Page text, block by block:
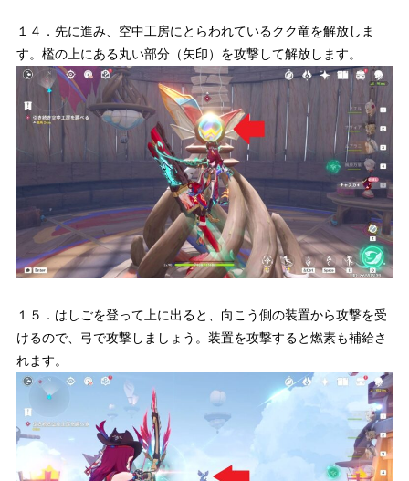
１４．先に進み、空中工房にとらわれているクク竜を解放しま
す。檻の上にある丸い部分（矢印）を攻撃して解放します。
１５．はしごを登って上に出ると、向こう側の装置から攻撃を受
けるので、弓で攻撃しましょう。装置を攻撃すると燃素も補給さ
れます。